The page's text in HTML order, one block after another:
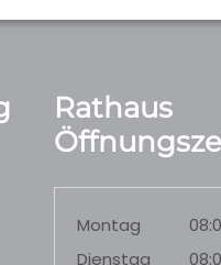
Rathaus
Montag
Dienstag